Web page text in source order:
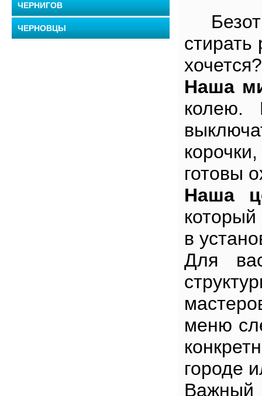
ЧЕРНИГОВ
ЧЕРНОВЦЫ
стирать
хочется?
Наша
колею.
готовы
Наша
в
Для
меню
городе